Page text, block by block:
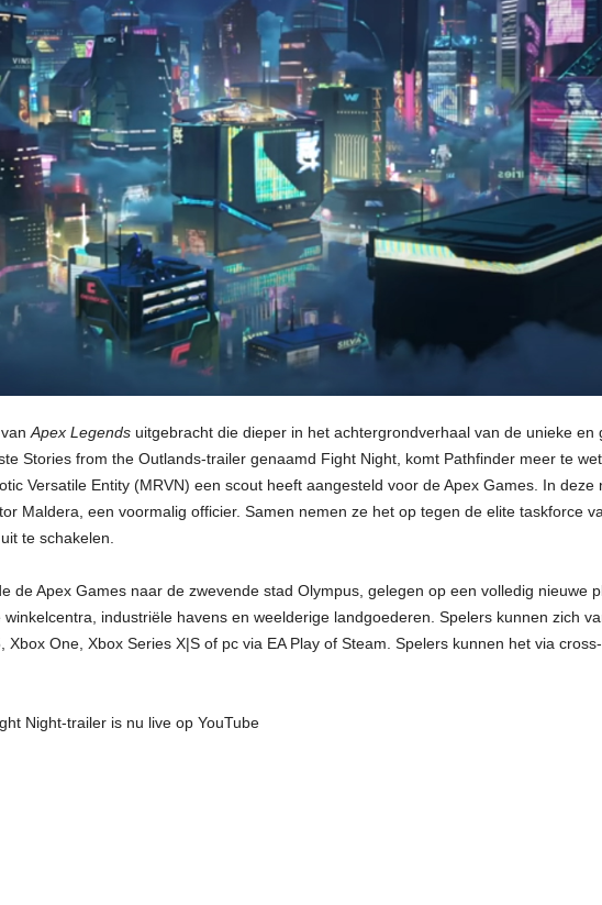
Apex Legendsuitgebracht die dieper in het achtergrondverhaal van de unieke en
Stories from the Outlands-trailer genaamd Fight Night, komt Pathfinder meer te
Versatile Entity (MRVN) een scout heeft aangesteld voor de Apex Games. In deze
Maldera, een voormalig officier. Samen nemen ze het op tegen de elite taskforce
te schakelen.
de Apex Games naar de zwevende stad Olympus, gelegen op een volledig nieuwe
industriële havens en weelderige landgoederen. Spelers kunnen zich
One, Xbox Series X|S of pc via EA Play of Steam. Spelers kunnen het via
Night-trailer is nu live op YouTube